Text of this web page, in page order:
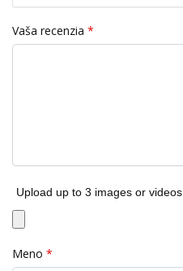
Vaša recenzia *
Upload up to 3 images or videos
Meno *